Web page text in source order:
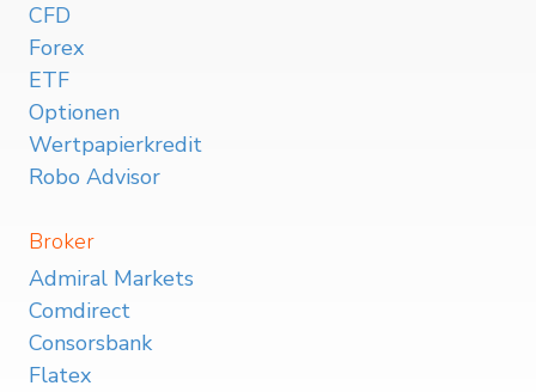
CFD
Forex
ETF
Optionen
Wertpapierkredit
Robo Advisor
Broker
Admiral Markets
Comdirect
Consorsbank
Flatex